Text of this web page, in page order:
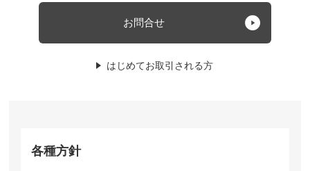
お問合せ
はじめてお取引される方
各種方針